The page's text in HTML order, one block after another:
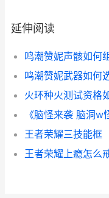
延伸阅读
鸣潮赞妮武器如何
《脑怪来袭 脑洞w
王者荣耀三技能框
王者荣耀上瘾怎么